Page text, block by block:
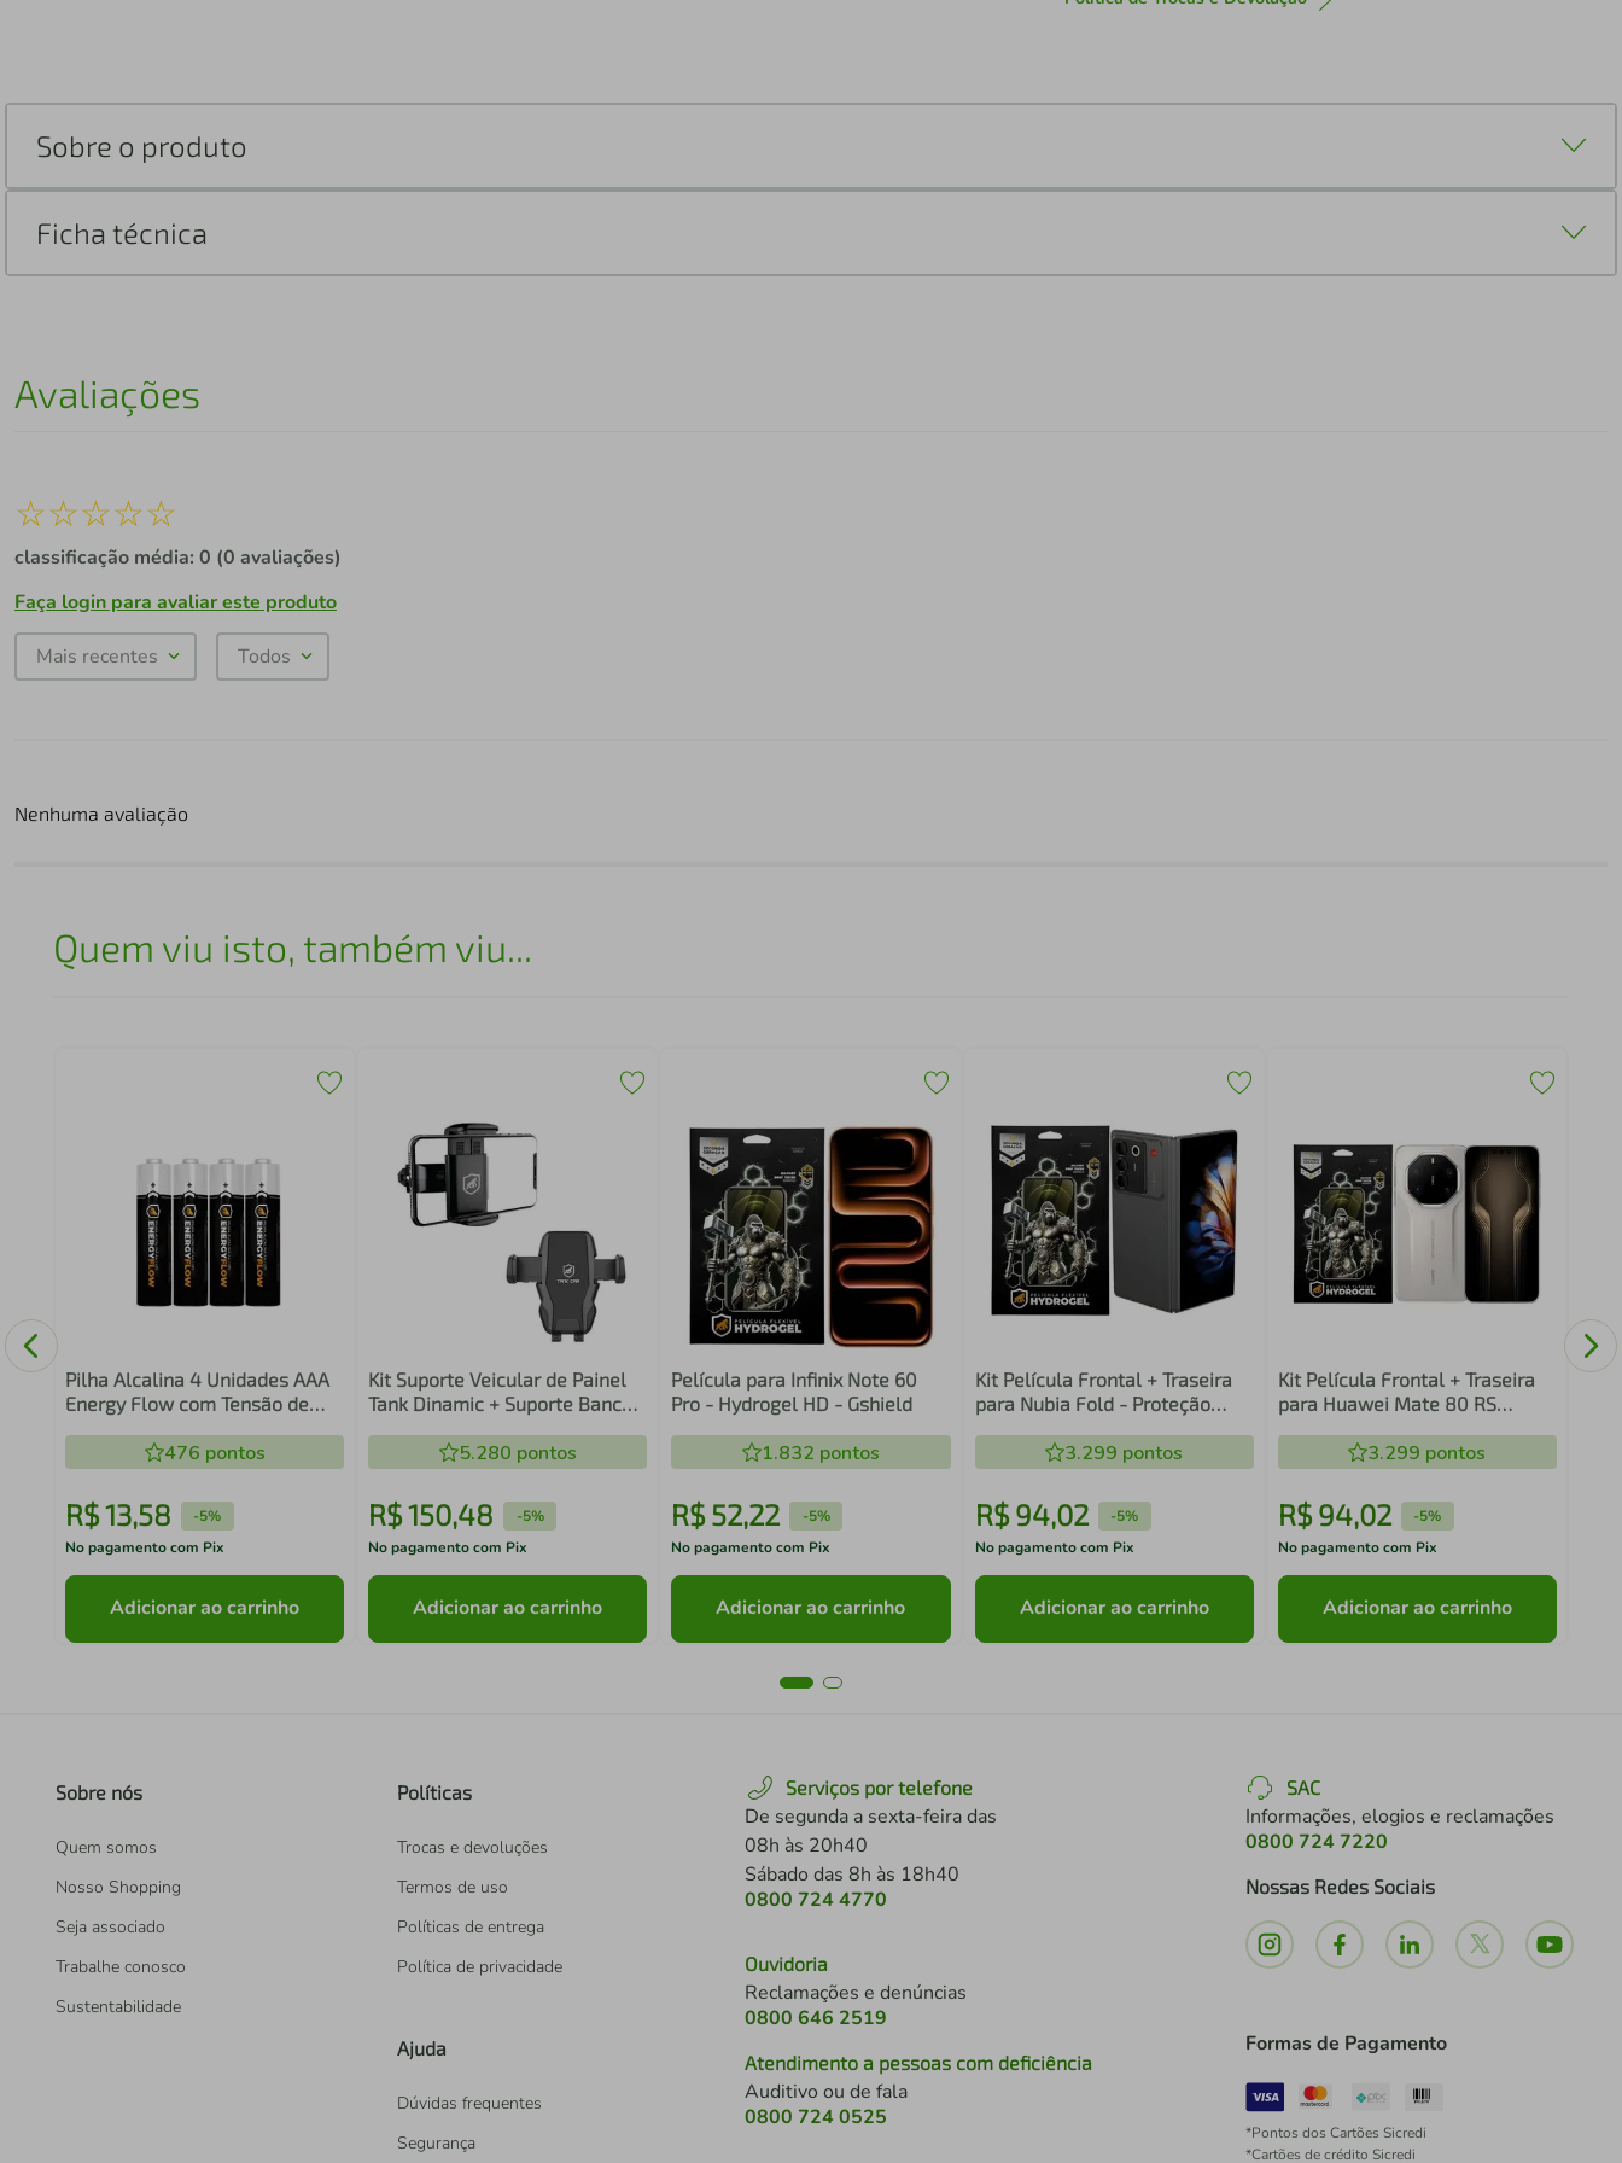
Sobre o produto
Ficha técnica
Avaliações
☆☆☆☆☆
classificação média: 0 (0 avaliações)
Faça login para avaliar este produto
Mais recentes Todos
Nenhuma avaliação
Quem viu isto, também viu...
Pilha Alcalina 4 Unidades AAA
Energy Flow com Tensão de
Durabilidade para Controles,
Teclados, Mouses e Brinquedos
- Gshield
476 pontos
R$13,58 -5%
No pagamento com Pix
Adicionar ao carrinho
Kit Suporte Veicular de Painel
Tank Dinamic + Suporte Banco
5.280 pontos
R$150,48 -5%
No pagamento com Pix
Adicionar ao carrinho
Película para Infinix Note 60
Pro - Hydrogel HD - Gshield
1.832 pontos
R$52,22 -5%
No pagamento com Pix
Adicionar ao carrinho
Kit Película Frontal + Traseira
para Nubia Fold - Proteção
3.299 pontos
R$ 94,02 -5%
No pagamento com Pix
Adicionar ao carrinho
Kit Película Frontal + Traseira
para Huawei Mate 80 RS
3.299 pontos
R$ 94,02 -5%
No pagamento com Pix
Adicionar ao carrinho
Sobre nós
Quem somos
Nosso Shopping
Seja associado
Trabalhe conosco
Sustentabilidade
Políticas
Trocas e devoluções
Termos de uso
Políticas de entrega
Política de privacidade
Ajuda
Dúvidas frequentes
Segurança
Serviços por telefone
De segunda a sexta-feira das
08h às 20h40
Sábado das 8h às 18h40
0800 724 4770
Ouvidoria
Reclamações e denúncias
0800 646 2519
Atendimento a pessoas com deficiência
Auditivo ou de fala
0800 724 0525
SAC
Informações, elogios e reclamações
0800 724 7220
Nossas Redes Sociais
Formas de Pagamento
*Pontos dos Cartões Sicredi
*Cartões de crédito Sicredi